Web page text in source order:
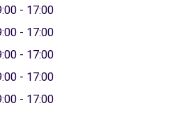
- 17:00
- 17:00
- 17:00
- 17:00
- 17:00